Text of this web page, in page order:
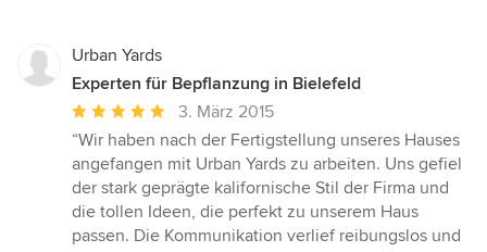
Urban Yards
Experten für Bepflanzung in Bielefeld
Durchschnittliche
Bewertung:
5
von
5
Sternen
3. März 2015
“Wir haben nach der Fertigstellung unseres Hauses
angefangen mit Urban Yards zu arbeiten. Uns gefiel
der stark geprägte kalifornische Stil der Firma und
die tollen Ideen, die perfekt zu unserem Haus
passen. Die Kommunikation verlief reibungslos und